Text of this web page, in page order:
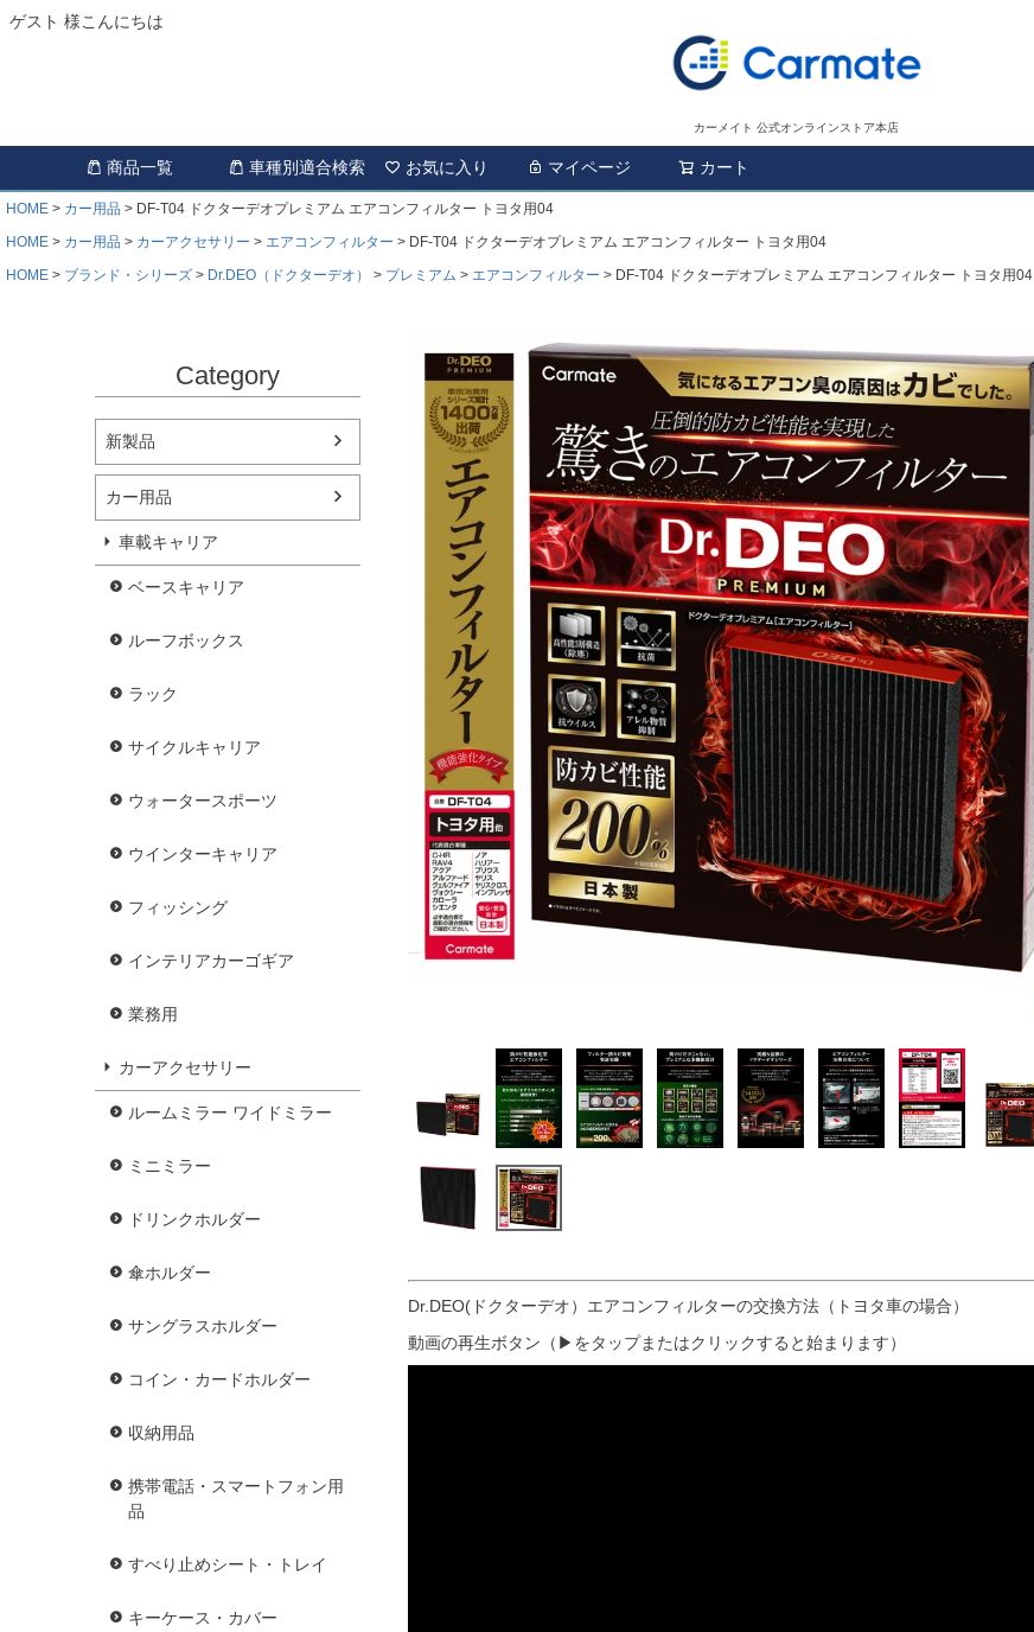
ゲスト 様こんにちは
カーメイト 公式オンラインストア本店
商品一覧 車種別適合検索 お気に入り マイページ カート
HOME カー用品
DF-T04 ドクターデオプレミアム エアコンフィルター トヨタ用04
HOME
カー用品 カーアクセサリー エアコンフィルター
DF-T04 ドクターデオプレミアム エアコンフィルター トヨタ用04
HOME
ブランド・シリーズ Dr.DEO（ドクターデオ） プレミアム エアコンフィルター DF-T04 ドクターデオプレミアム エアコンフィルター トヨタ用04
Category
新製品
カー用品
車載キャリア
ベースキャリア
ルーフボックス
ラック
サイクルキャリア
ウォータースポーツ
ウインターキャリア
フィッシング
インテリアカーゴギア
業務用
カーアクセサリー
ルームミラー ワイドミラー
ミニミラー
ドリンクホルダー
傘ホルダー
サングラスホルダー
コイン・カードホルダー
収納用品
携帯電話・スマートフォン用
品
すべり止めシート・トレイ
キーケース・カバー
Dr.DEO(ドクターデオ）エアコンフィルターの交換方法（トヨタ車の場合）
動画の再生ボタン（▶をタップまたはクリックすると始まります）